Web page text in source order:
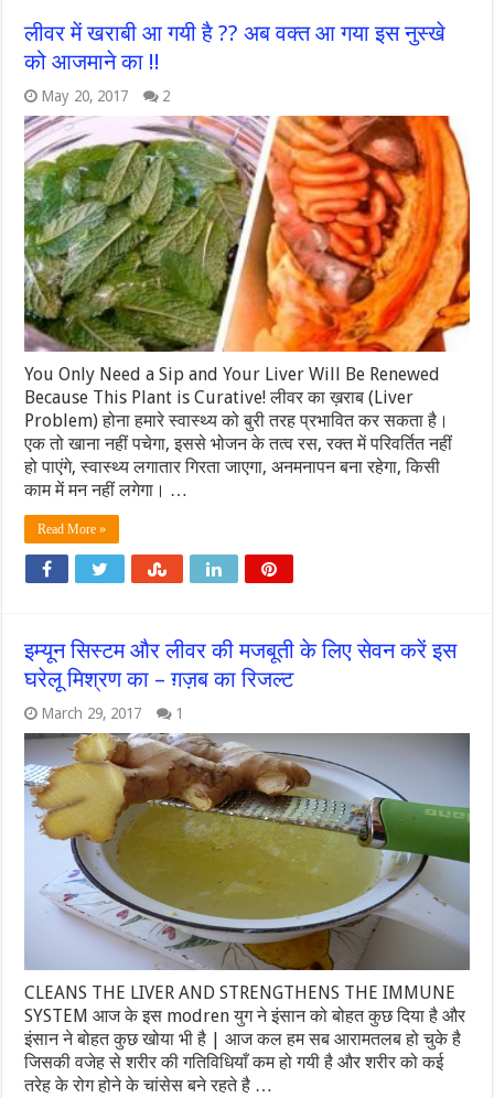
लीवर में खराबी आ गयी है ?? अब वक्त आ गया इस नुस्खे
को आजमाने का !!
May 20, 2017 2
You Only Need a Sip and Your Liver Will Be Renewed
Because This Plant is Curative! लीवर का ख़राब (Liver
Problem) होना हमारे स्‍वास्‍थ्‍य को बुरी तरह प्रभावित कर सकता है।
एक तो खाना नहीं पचेगा, इससे भोजन के तत्‍व रस, रक्‍त में परिवर्तित नहीं
हो पाएंगे, स्‍वास्‍थ्‍य लगातार गिरता जाएगा, अनमनापन बना रहेगा, किसी
काम में मन नहीं लगेगा। …
Read More »
इम्यून सिस्टम और लीवर की मजबूती के लिए सेवन करें इस
घरेलू मिश्रण का – ग़ज़ब का रिजल्ट
March 29, 2017 1
CLEANS THE LIVER AND STRENGTHENS THE IMMUNE
SYSTEM आज के इस modren युग ने इंसान को बोहत कुछ दिया है और
इंसान ने बोहत कुछ खोया भी है | आज कल हम सब आरामतलब हो चुके है
जिसकी वजेह से शरीर की गतिविधियाँ कम हो गयी है और शरीर को कई
तरेह के रोग होने के चांसेस बने रहते है …